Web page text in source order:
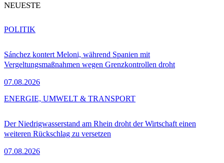
NEUESTE
Sánchez kontert Meloni, während Spanien mit
Vergeltungsmaßnahmen wegen Grenzkontrollen droht
07.08.2026
POLITIK
Der Niedrigwasserstand am Rhein droht der Wirtschaft einen
weiteren Rückschlag zu versetzen
07.08.2026
ENERGIE, UMWELT & TRANSPORT